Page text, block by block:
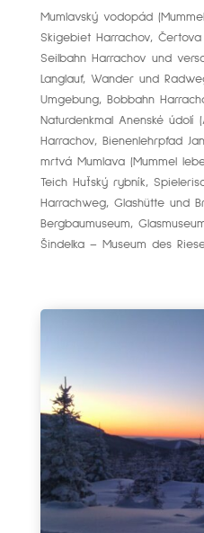
Mumlavský vodopád
Skigebiet Harrachov,
Seilbahn Harrachov und
Langlauf, Wander und
Umgebung, Bobbahn
Naturdenkmal Anenské údolí
Harrachov, Bienenlehrpfad
mrtvá Mumlava (Mummel
Teich Huťský rybník,
Harrachweg, Glashütte und
Bergbaumuseum,
Šindelka – Museum des